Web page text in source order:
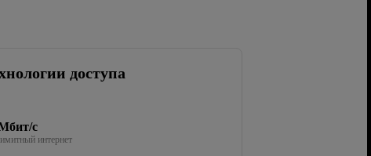
доступа
с
интернет